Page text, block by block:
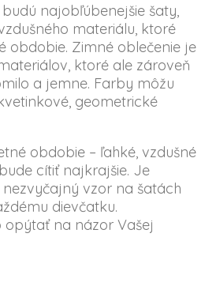
najobľúbenejšie šaty,
materiálu, ktoré
obdobie. Zimné oblečenie je
ktoré ale zároveň
a jemne. Farby môžu
geometrické
obdobie – ľahké, vzdušné
cítiť najkrajšie. Je
vzor na šatách
dievčatku.
opýtať na názor Vašej